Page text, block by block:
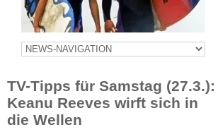
TV-Tipps für Samstag (27.3.):
Keanu Reeves wirft sich in
die Wellen